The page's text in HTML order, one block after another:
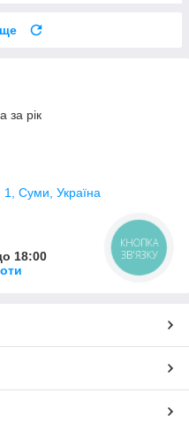
за рік
Суми, Україна
18:00
КНОПКА
ЗВ'ЯЗКУ